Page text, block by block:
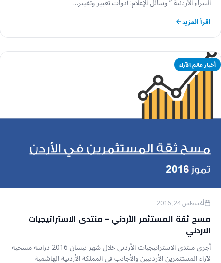
البتراء الأردنية ” وسائل الإعلام: أدوات تعبير وتغيير…
اقرأ المزيد
أخبار عالم الآراء
أغسطس 24, 2016
مسح ثقة المستثمر الأردني – منتدى الاستراتيجيات
الاردني
أجرى منتدى الاستراتيجيات الأردني خلال شهر نيسان 2016 دراسة مسحية
لآراء المستثمرين الأردنيين والأجانب في المملكة الأردنية الهاشمية